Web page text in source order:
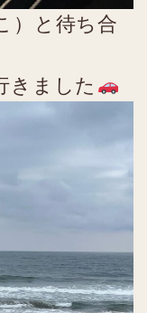
）と待ち合
きました